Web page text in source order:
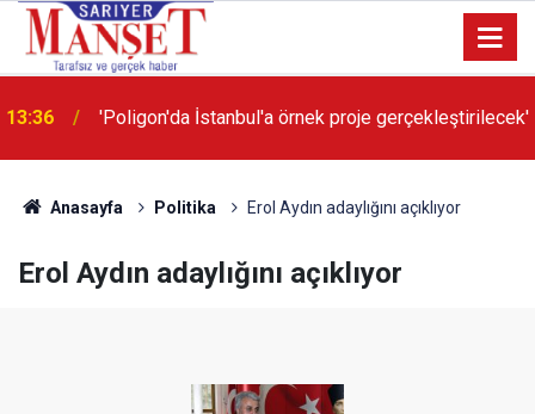
13:36 'Poligon'da İstanbul'a örnek proje gerçekleştirilecek'
Anasayfa Politika Erol Aydın adaylığını açıklıyor
Erol Aydın adaylığını açıklıyor